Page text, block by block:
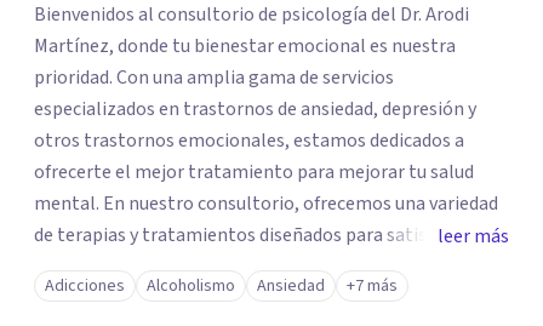
Bienvenidos al consultorio de psicología del Dr. Arodi
Martínez, donde tu bienestar emocional es nuestra
prioridad. Con una amplia gama de servicios
especializados en trastornos de ansiedad, depresión y
otros trastornos emocionales, estamos dedicados a
ofrecerte el mejor tratamiento para mejorar tu salud
mental. En nuestro consultorio, ofrecemos una variedad
de terapias y tratamientos diseñados para satisfacer tus
necesidades específicas: Terapia para Trastornos de
Ansiedad y Depresión: Somos expertos en el tratamiento
leer más
Adicciones Alcoholismo Ansiedad +7 más